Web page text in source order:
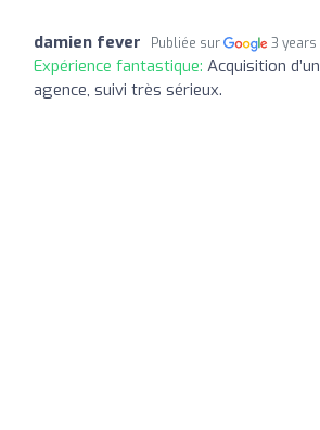
damien fever Publiée sur 3 years
Expérience fantastique: Acquisition
agence, suivi très sérieux.